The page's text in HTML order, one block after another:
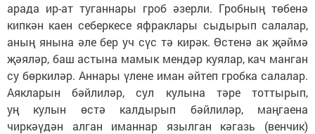
арада ир-ат туганнары гроб әзерли. Гробның төбенә
кипкән каен себеркесе яфраклары сыдырып салалар,
аның янына әле бер уч сүс тә кирәк. Өстенә ак җәймә
җәяләр, баш астына мамык мендәр куялар, кач манган
су бөркиләр. Аннары үлене иман әйтеп гробка салалар.
Аякларын бәйлиләр, сул кулына тәре тоттырып,
уң кулын өстә калдырып бәйлиләр, маңгаена
чиркәүдән алган иманнар язылган кәгазь (венчик)